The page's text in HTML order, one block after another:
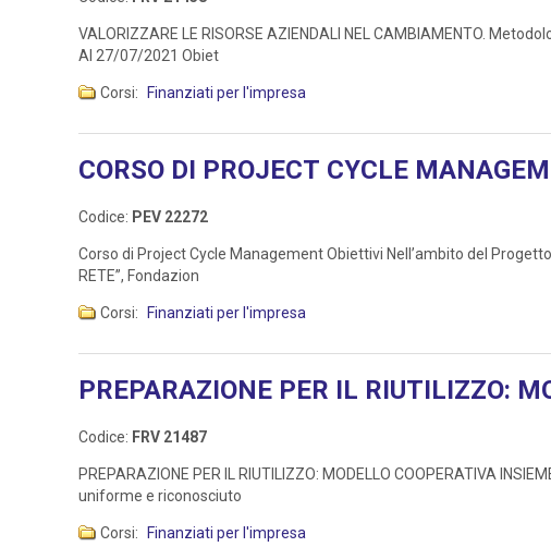
VALORIZZARE LE RISORSE AZIENDALI NEL CAMBIAMENTO.
Al 27/07/2021 Obiet
Corsi: Finanziati per l'impresa
CORSO DI PROJECT CYCLE
Codice: PEV 22272
Corso di Project Cycle Management Obiettivi Nell’ambito del Progetto
RETE”, Fondazion
Corsi: Finanziati per l'impresa
PREPARAZIONE PER IL RIUTILIZZO:
Codice: FRV 21487
PREPARAZIONE PER IL RIUTILIZZO: MODELLO COOPERATIVA
uniforme e riconosciuto
Corsi: Finanziati per l'impresa